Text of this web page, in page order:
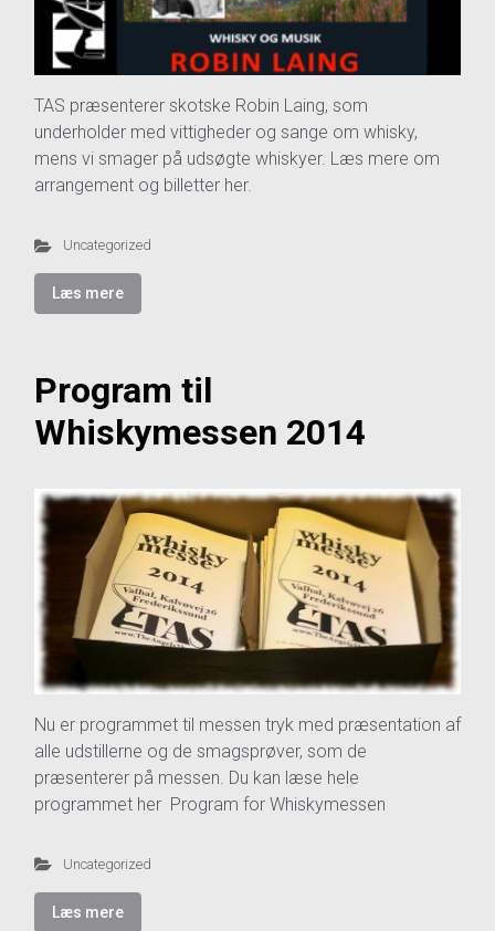
TAS præsenterer skotske Robin Laing, som
underholder med vittigheder og sange om whisky,
mens vi smager på udsøgte whiskyer. Læs mere om
arrangement og billetter her.
Uncategorized
Læs mere
Program til
Whiskymessen 2014
Nu er programmet til messen tryk med præsentation af
alle udstillerne og de smagsprøver, som de
præsenterer på messen. Du kan læse hele
programmet her Program for Whiskymessen
Uncategorized
Læs mere